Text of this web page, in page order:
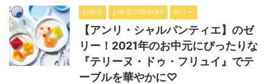
お中元 お中元♡15%OFF ゼリー
【アンリ・シャルパンティエ】のゼ
リー！2021年のお中元にぴったりな
『テリーヌ・ドゥ・フリュイ』でテ
ーブルを華やかに♡